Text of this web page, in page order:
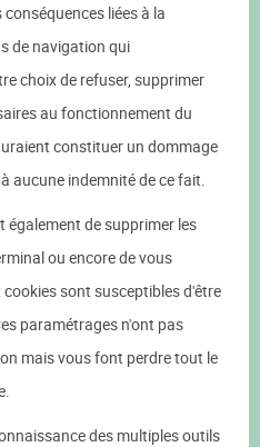
liées à la
de navigation qui
choix de refuser, supprimer
au fonctionnement du
constituer un dommage
aucune indemnité de ce fait.
de supprimer les
ou encore de vous
sont susceptibles d'être
paramétrages n'ont pas
mais vous font perdre tout le
des multiples outils